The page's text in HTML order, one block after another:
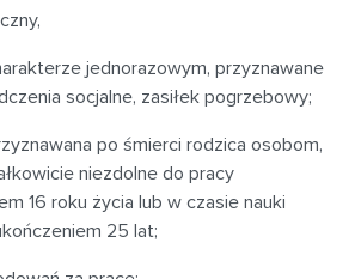
jednorazowym, przyznawane
socjalne, zasiłek pogrzebowy;
po śmierci rodzica osobom,
niezdolne do pracy
16 roku życia lub w czasie nauki
25 lat;